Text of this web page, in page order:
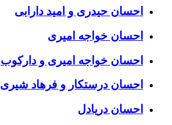
احسان حیدری و امید دارابی
احسان خواجه امیری
احسان خواجه امیری و دارکوب
احسان درستكار و فرهاد شيرى
احسان دریادل